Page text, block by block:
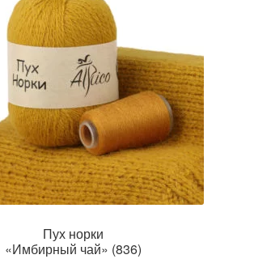
Пух норки
«Имбирный чай» (836)